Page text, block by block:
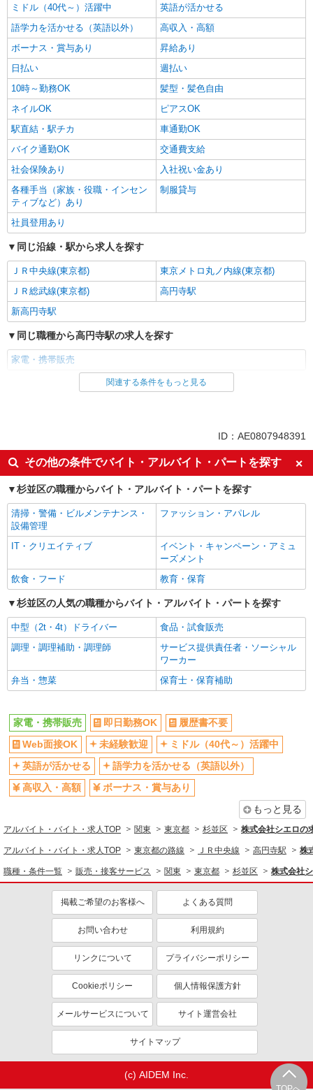
【試用期間】月給 233500 円 〜 260200 円
南2丁目 21‐3 アコード方南ビル1階
キープ 詳細を見る
正社員
ソフトバンク荻窪店
ソフトバンクショップの携帯販売スタッフ
月給 233,500円 〜 260,200円 固定残業代:
23,500円 〜 26,200円（15時間相当） ＊＿ 試用期
間あり 6ヶ月 月給25万円以上 ※経験・能力による
【試用期間】月給 233500 円 〜 260200 円
■ソフトバンク荻窪店 東京都 杉並区 上荻1丁
目 17‐1 シンフォニーシティ荻窪1階
キープ
正社員
【店長職】ソフトバンクショップの携帯販売ス
月給 260,000円 〜 322,000円 試用期間あり 6
ヶ月 月給25万円以上 ※経験・能力による 【試用
南2丁目 21‐3 アコード方南ビル1階
キープ
月給 260,000円 〜 322,000円 試用期間あり 6
ヶ月 月給25万円以上 ※経験・能力による 【試用
期間】月給 260000 円 〜 322000 円
3丁目 2‐7グロリアス西荻窪1F
ソフトバンク販売契約社員【杉並区エリア】
家電量販店内の携帯販売スタッフ
月給 279,340円 〜 279,340円 試用期間なし ※
経験・能力による 【試用期間】時給 0 円 〜 0 円
■ソフトバンク販売契約社員【杉並区エリア】
東京都杉並区
詳細を見る
ソフトバンク高円寺店
【店長職】ソフトバンクショップの携帯販売ス
タッフ
月給 260,000円 〜 322,000円 試用期間あり 6
ヶ月 月給25万円以上 ※経験・能力による 【試用
期間】月給 260000 円 〜 322000 円
■ソフトバンク高円寺店 東京都 杉並区 高円寺
キープ 詳細を見る
正社員
ソフトバンク荻窪店
【店長職】ソフトバンクショップの携帯販売ス
タッフ
月給 260,000円 〜 322,000円 試用期間あり 6
ヶ月 月給25万円以上 ※経験・能力による 【試用
期間】月給 260000 円 〜 322000 円
■ソフトバンク荻窪店 東京都 杉並区 上荻1丁
目 17‐1 シンフォニーシティ荻窪1階
キープ 詳細を見る
ソフトバンク西荻窪店
ソフトバンクショップの携帯販売スタッフ
ミドル（40代～）活躍中
英語が活かせる
語学力を活かせる（英語以外）
高収入・高額
ボーナス・賞与あり
昇給あり
日払い
週払い
10時～勤務OK
髪型・髪色自由
ネイルOK
ピアスOK
駅直結・駅チカ
車通勤OK
バイク通勤OK
交通費支給
社会保険あり
入社祝い金あり
各種手当（家族・役職・インセン
ティブなど）あり
制服貸与
社員登用あり
同じ沿線・駅から求人を探す
ＪＲ中央線(東京都)
東京メトロ丸ノ内線(東京都)
ＪＲ総武線(東京都)
高円寺駅
新高円寺駅
同じ職種から高円寺駅の求人を探す
家電・携帯販売
同じ雇用形態から高円寺駅の求人を探す
即日勤務OK
履歴書不要
Web面接OK
未経験歓迎
ミドル（40代～）活躍中
英語が活かせる
語学力を活かせる（英語以外）
高収入・高額
ボーナス・賞与あり
昇給あり
週払い
10時～勤務OK
髪型・髪色自由
ネイルOK
ピアスOK
駅直結・駅チカ
車通勤OK
バイク通勤OK
交通費支給
入社祝い金あり
各種手当（家族・役職・インセン
ティブなど）あり
制服貸与
社員登用あり
同じ職種から求人を探す
販売・接客サービス
家電・携帯販売
未経験歓迎
ミドル（40代～）活躍中
英語が活かせる
ボーナス・賞与あり
日払い
車通勤OK
交通費支給
社会保険あり
社員登用あり
関連する条件をもっと見る
ID：AE0807948391
その他の条件でバイト・アルバイト・パートを探す
杉並区の職種からバイト・アルバイト・パートを探す
清掃・警備・ビルメンテナンス・
設備管理
ファッション・アパレル
IT・クリエイティブ
イベント・キャンペーン・アミュ
ーズメント
飲食・フード
教育・保育
杉並区の人気の職種からバイト・アルバイト・パートを探す
中型（2t・4t）ドライバー
食品・試食販売
調理・調理補助・調理師
サービス提供責任者・ソーシャル
ワーカー
弁当・惣菜
保育士・保育補助
家電・携帯販売 即日勤務OK
履歴書不要
Web面接OK
未経験歓迎
ミドル（40代～）活躍中
英語が活かせる
語学力を活かせる（英語以外）
高収入・高額
ボーナス・賞与あり
もっと見る
アルバイト・バイト・求人TOP 関東 東京都 杉並区 株式会社シエロの
アルバイト・バイト・求人TOP 東京都の路線 ＪＲ中央線 高円寺駅 株
職種・条件一覧 販売・接客サービス 関東 東京都 杉並区 株式会社
掲載ご希望のお客様へ よくある質問
お問い合わせ 利用規約
リンクについて プライバシーポリシー
Cookieポリシー 個人情報保護方針
メールサービスについて サイト運営会社
サイトマップ
(c) AIDEM Inc.